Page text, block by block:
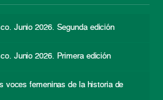
Junio 2026. Segunda edición
Junio 2026. Primera edición
voces femeninas de la historia de